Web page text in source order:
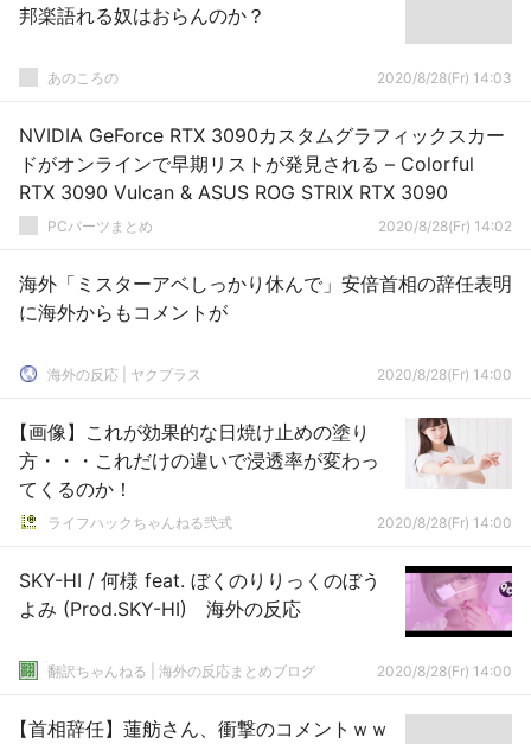
邦楽語れる奴はおらんのか？
あのころの 2020/8/28(Fr) 14:03
NVIDIA GeForce RTX 3090カスタムグラフィックスカー
ドがオンラインで早期リストが発見される – Colorful
RTX 3090 Vulcan & ASUS ROG STRIX RTX 3090
PCパーツまとめ 2020/8/28(Fr) 14:02
海外「ミスターアベしっかり休んで」安倍首相の辞任表明
に海外からもコメントが
海外の反応 | ヤクプラス 2020/8/28(Fr) 14:00
【画像】これが効果的な日焼け止めの塗り
方・・・これだけの違いで浸透率が変わっ
てくるのか！
ライフハックちゃんねる弐式 2020/8/28(Fr) 14:00
SKY-HI / 何様 feat. ぼくのりりっくのぼう
よみ (Prod.SKY-HI) 海外の反応
翻訳ちゃんねる | 海外の反応まとめブログ 2020/8/28(Fr) 14:00
【首相辞任】蓮舫さん、衝撃のコメントｗｗ